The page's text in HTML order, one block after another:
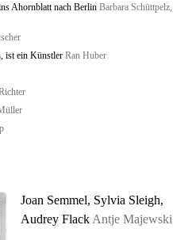
Ahornblatt nach Berlin Barbara Schüttpelz,
ist ein Künstler Ran Huber
Joan Semmel, Sylvia Sleigh,
Audrey Flack Antje Majewski